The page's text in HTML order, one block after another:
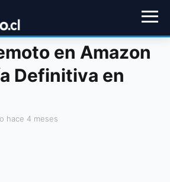
en Amazon
Definitiva en
hace 4 meses